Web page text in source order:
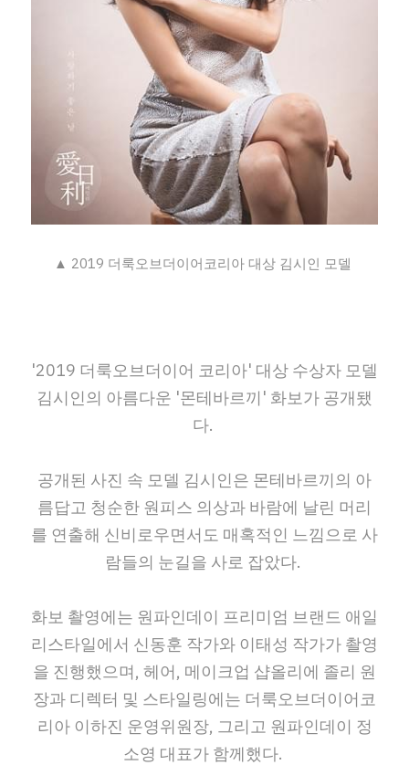
▲ 2019 더룩오브더이어코리아 대상 김시인 모델
'2019 더룩오브더이어 코리아' 대상 수상자 모델
김시인의 아름다운 '몬테바르끼' 화보가 공개됐
다.
공개된 사진 속 모델 김시인은 몬테바르끼의 아
름답고 청순한 원피스 의상과 바람에 날린 머리
를 연출해 신비로우면서도 매혹적인 느낌으로 사
람들의 눈길을 사로 잡았다.
화보 촬영에는 원파인데이 프리미엄 브랜드 애일
리스타일에서 신동훈 작가와 이태성 작가가 촬영
을 진행했으며, 헤어, 메이크업 샵올리에 졸리 원
장과 디렉터 및 스타일링에는 더룩오브더이어코
리아 이하진 운영위원장, 그리고 원파인데이 정
소영 대표가 함께했다.